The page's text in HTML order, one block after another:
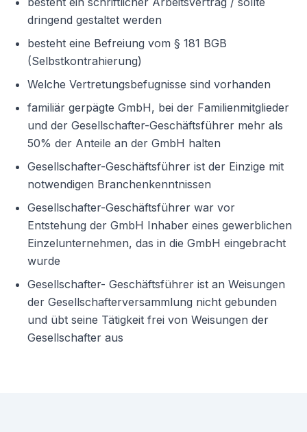
dringend gestaltet werden
besteht eine Befreiung vom § 181 BGB
(Selbstkontrahierung)
Welche Vertretungsbefugnisse sind vorhanden
familiär gerpägte GmbH, bei der Familienmitglieder
und der Gesellschafter-Geschäftsführer mehr als
50% der Anteile an der GmbH halten
Gesellschafter-Geschäftsführer ist der Einzige mit
notwendigen Branchenkenntnissen
Gesellschafter-Geschäftsführer war vor
Entstehung der GmbH Inhaber eines gewerblichen
Einzelunternehmen, das in die GmbH eingebracht
wurde
Gesellschafter- Geschäftsführer ist an Weisungen
der Gesellschafterversammlung nicht gebunden
und übt seine Tätigkeit frei von Weisungen der
Gesellschafter aus